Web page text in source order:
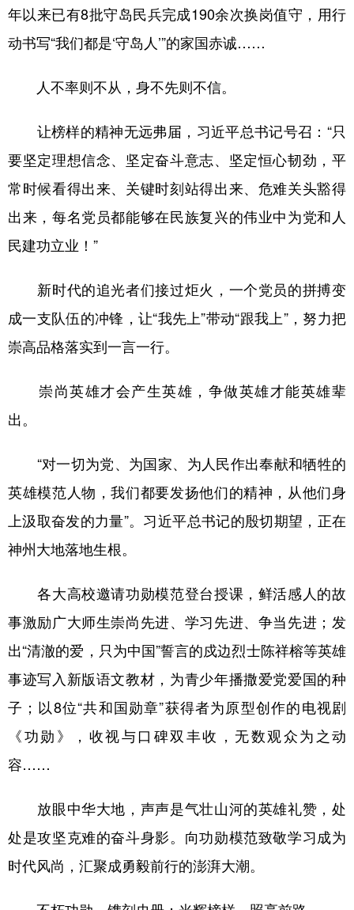
年以来已有8批守岛民兵完成190余次换岗值守，用行
动书写“我们都是‘守岛人’”的家国赤诚……
人不率则不从，身不先则不信。
让榜样的精神无远弗届，习近平总书记号召：“只
要坚定理想信念、坚定奋斗意志、坚定恒心韧劲，平
常时候看得出来、关键时刻站得出来、危难关头豁得
出来，每名党员都能够在民族复兴的伟业中为党和人
民建功立业！”
新时代的追光者们接过炬火，一个党员的拼搏变
成一支队伍的冲锋，让“我先上”带动“跟我上”，努力把
崇高品格落实到一言一行。
崇尚英雄才会产生英雄，争做英雄才能英雄辈
出。
“对一切为党、为国家、为人民作出奉献和牺牲的
英雄模范人物，我们都要发扬他们的精神，从他们身
上汲取奋发的力量”。习近平总书记的殷切期望，正在
神州大地落地生根。
各大高校邀请功勋模范登台授课，鲜活感人的故
事激励广大师生崇尚先进、学习先进、争当先进；发
出“清澈的爱，只为中国”誓言的戍边烈士陈祥榕等英雄
事迹写入新版语文教材，为青少年播撒爱党爱国的种
子；以8位“共和国勋章”获得者为原型创作的电视剧
《功勋》，收视与口碑双丰收，无数观众为之动
容……
放眼中华大地，声声是气壮山河的英雄礼赞，处
处是攻坚克难的奋斗身影。向功勋模范致敬学习成为
时代风尚，汇聚成勇毅前行的澎湃大潮。